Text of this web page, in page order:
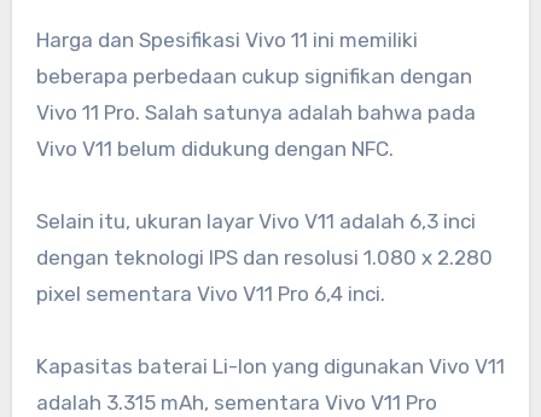
Harga dan Spesifikasi Vivo 11 ini memiliki
beberapa perbedaan cukup signifikan dengan
Vivo 11 Pro. Salah satunya adalah bahwa pada
Vivo V11 belum didukung dengan NFC.
Selain itu, ukuran layar Vivo V11 adalah 6,3 inci
dengan teknologi IPS dan resolusi 1.080 x 2.280
pixel sementara Vivo V11 Pro 6,4 inci.
Kapasitas baterai Li-Ion yang digunakan Vivo V11
adalah 3.315 mAh, sementara Vivo V11 Pro